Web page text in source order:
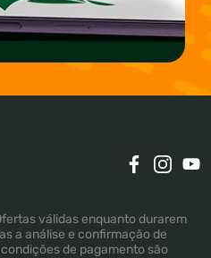
válidas enquanto durarem
a análise e confirmação de
de pagamento são